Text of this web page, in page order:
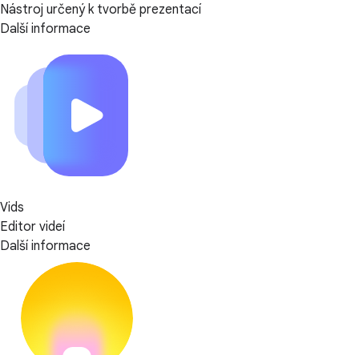
Nástroj určený k tvorbě prezentací
Další informace
Vids
Editor videí
Další informace